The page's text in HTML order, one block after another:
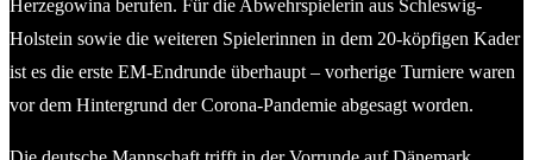
Herzegowina berufen. Für die Abwehrspielerin aus Schleswig-
Holstein sowie die weiteren Spielerinnen in dem 20-köpfigen Kader
ist es die erste EM-Endrunde überhaupt – vorherige Turniere waren
vor dem Hintergrund der Corona-Pandemie abgesagt worden.